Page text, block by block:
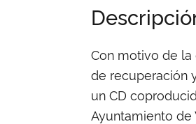
Con motivo de
de recuperación
un CD
Ayuntamiento de